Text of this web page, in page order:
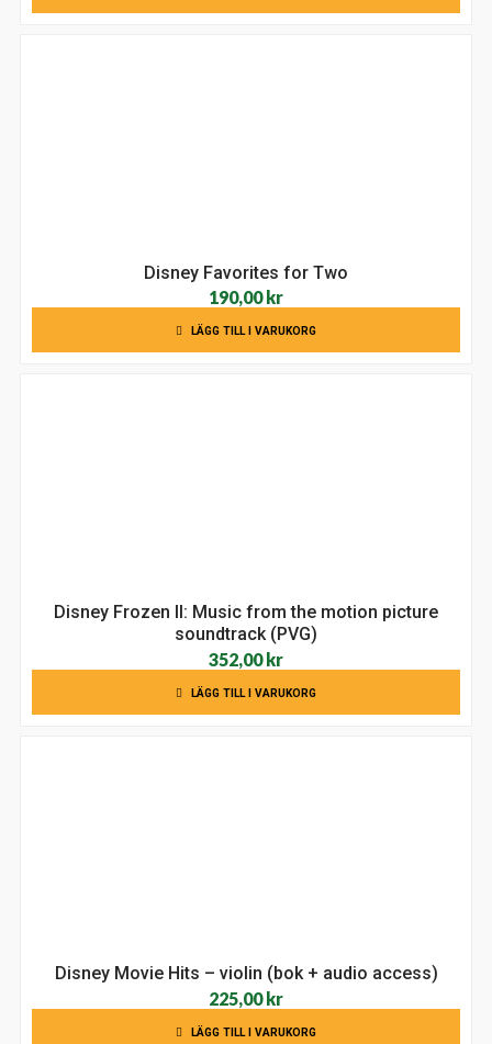
Disney Favorites for Two
190,00 kr
LÄGG TILL I VARUKORG
Disney Frozen II: Music from the motion picture
soundtrack (PVG)
352,00kr
LÄGG TILL I VARUKORG
Disney Movie Hits – violin (bok + audio access)
225,00kr
LÄGG TILL I VARUKORG